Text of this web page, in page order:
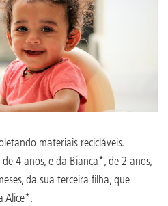
materiais recicláveis.
4 anos, e da Bianca*, de 2 anos,
da sua terceira filha, que
Alice*.